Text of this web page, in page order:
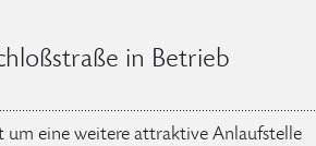
in Betrieb
um eine weitere attraktive Anlaufstelle